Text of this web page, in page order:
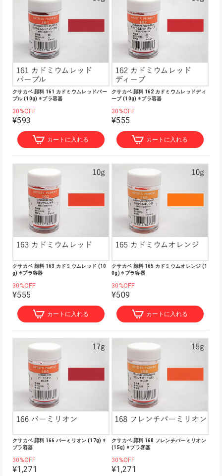
クサカベ 顔料 161 カドミウムレッドパー
プル (10g) ※プラ容器
30%OFF
¥593
カートに入れる
クサカベ 顔料 162 カドミウムレッドディ
ープ (10g) ※プラ容器
30%OFF
¥555
カートに入れる
クサカベ 顔料 163 カドミウムレッド (10
g) ※プラ容器
30%OFF
¥555
カートに入れる
クサカベ 顔料 165 カドミウムオレンジ (1
0g) ※プラ容器
30%OFF
¥509
カートに入れる
クサカベ 顔料 166 バーミリオン (17g) ※
プラ容器
30%OFF
¥1,271
クサカベ 顔料 168 フレンチバーミリオン
(15g) ※プラ容器
30%OFF
¥1,271